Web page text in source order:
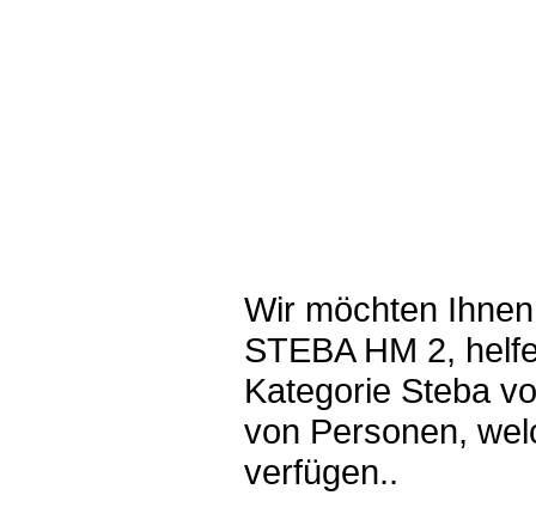
Wir möchten
STEBA HM 2,
Kategorie Steba
von Personen,
verfügen..